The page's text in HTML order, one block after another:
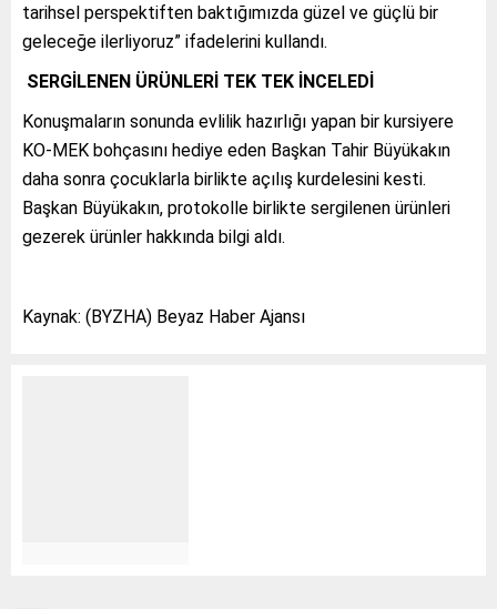
tarihsel perspektiften baktığımızda güzel ve güçlü bir
geleceğe ilerliyoruz” ifadelerini kullandı.
SERGİLENEN ÜRÜNLERİ TEK TEK İNCELEDİ
Konuşmaların sonunda evlilik hazırlığı yapan bir kursiyere
KO-MEK bohçasını hediye eden Başkan Tahir Büyükakın
daha sonra çocuklarla birlikte açılış kurdelesini kesti.
Başkan Büyükakın, protokolle birlikte sergilenen ürünleri
gezerek ürünler hakkında bilgi aldı.
Kaynak: (BYZHA) Beyaz Haber Ajansı